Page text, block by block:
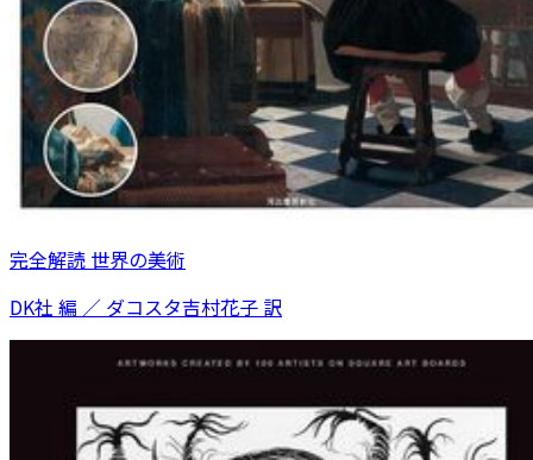
完全解読 世界の美術
DK社 編 ／ ダコスタ吉村花子 訳